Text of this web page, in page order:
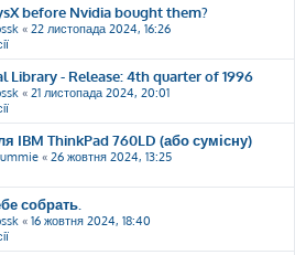
before Nvidia bought them?
« 22 листопада 2024, 16:26
Library - Release: 4th quarter of 1996
« 21 листопада 2024, 20:01
IBM ThinkPad 760LD (або сумісну)
« 26 жовтня 2024, 13:25
собрать.
« 16 жовтня 2024, 18:40